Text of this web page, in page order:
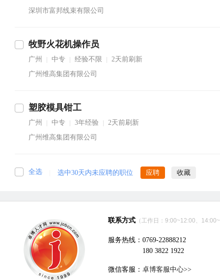
深圳市富邦线束有限公司
牧野火花机操作员
广州 中专 经验不限
2天前刷新
广州维高集团有限公司
塑胶模具钳工
广州 中专 3年经验
2天前刷新
广州维高集团有限公司
全选 选中30天内未应聘的职位 应聘 收藏
联系方式 （工作日：9:00~12:00、
服务热线：0769-22888212
180 3822 1922
微信客服： 卓博客服中心>>